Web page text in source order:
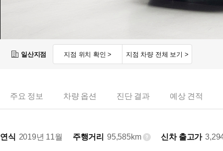
일산지점 지점 위치 확인 > 지점 차량 전체 보기 >
주요 정보 차량 옵션 진단 결과 예상 견적
연식 2019년 11월 주행거리 95,585km 신차 출고가